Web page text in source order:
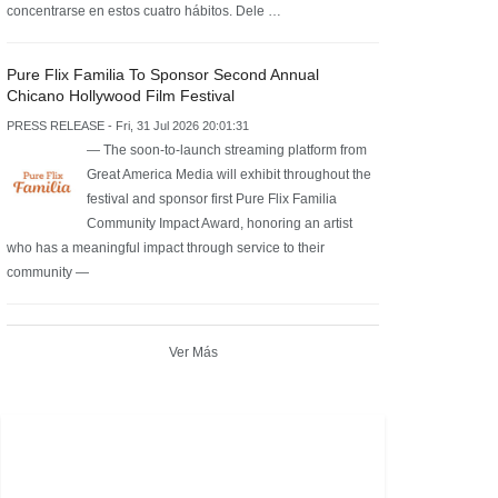
concentrarse en estos cuatro hábitos. Dele …
Pure Flix Familia To Sponsor Second Annual
Chicano Hollywood Film Festival
PRESS RELEASE - Fri, 31 Jul 2026 20:01:31
— The soon-to-launch streaming platform from
Great America Media will exhibit throughout the
festival and sponsor first Pure Flix Familia
Community Impact Award, honoring an artist
who has a meaningful impact through service to their
community —
Ver Más